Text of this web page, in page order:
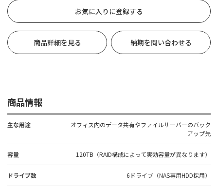
お気に入りに登録する
商品詳細を見る 納期を問い合わせる
商品情報
主な用途
オフィス内のデータ共有やファイルサーバーのバック
アップ先
容量 120TB（RAID構成によって実効容量が異なります）
ドライブ数 6ドライブ（NAS専用HDD採用）